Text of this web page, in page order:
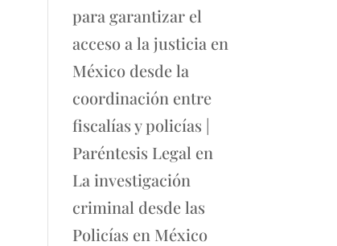
para garantizar el
acceso a la justicia en
México desde la
coordinación entre
fiscalías y policías |
Paréntesis Legal en
La investigación
criminal desde las
Policías en México